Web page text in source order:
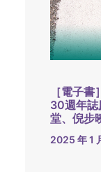
［電子
30週年誌
堂、倪步
2025 年 1